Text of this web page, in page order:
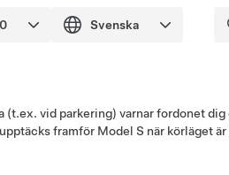
(t.ex. vid parkering) varnar fordonet dig
framför Model S när körläget